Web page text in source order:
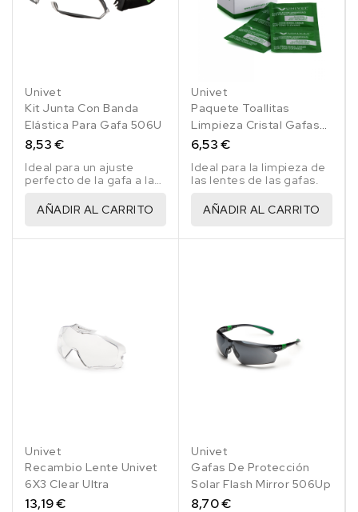
Univet
Kit Junta Con Banda
Elástica Para Gafa 506U
8,53 €
Ideal para un ajuste
perfecto de la gafa a la
AÑADIR AL CARRITO
Univet
Paquete Toallitas
Limpieza Cristal Gafas
24 Uds.
6,53 €
Ideal para la limpieza de
las lentes de las gafas.
AÑADIR AL CARRITO
Univet
Recambio Lente Univet
6X3 Clear Ultra
13,19 €
Univet
Gafas De Protección
Solar Flash Mirror 506Up
8,70 €